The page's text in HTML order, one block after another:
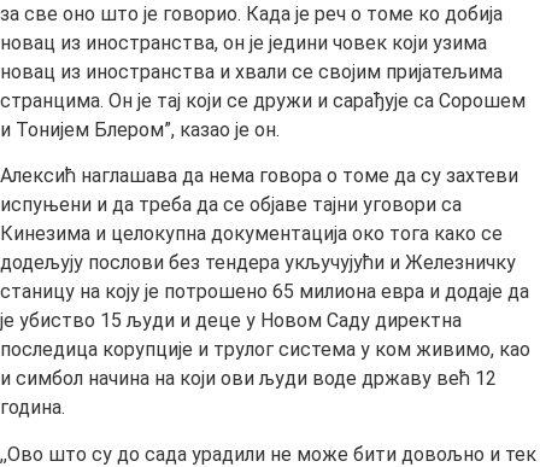
за све оно што је говорио. Када је реч о томе ко добија
новац из иностранства, он је једини човек који узима
новац из иностранства и хвали се својим пријатељима
странцима. Он је тај који се дружи и сарађује са Сорошем
и Тонијем Блером”, казао је он.
Алексић наглашава да нема говора о томе да су захтеви
испуњени и да треба да се објаве тајни уговори са
Кинезима и целокупна документација око тога како се
додељују послови без тендера укључујући и Железничку
станицу на коју је потрошено 65 милиона евра и додаје да
је убиство 15 људи и деце у Новом Саду директна
последица корупције и трулог система у ком живимо, као
и симбол начина на који ови људи воде државу већ 12
година.
,,Ово што су до сада урадили не може бити довољно и тек